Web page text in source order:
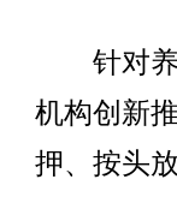
针对养
机构创新
押、按头